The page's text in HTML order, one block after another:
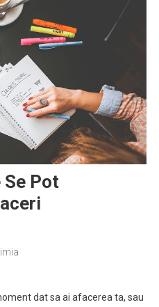
Se Pot
dat sa ai afacerea ta, sau